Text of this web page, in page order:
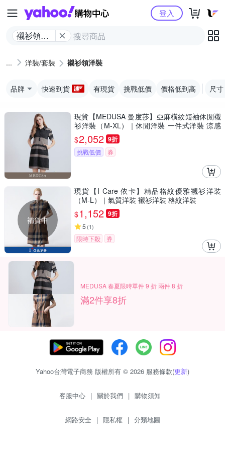
Yahoo購物中心
襯衫領洋
登入
洋裝/套裝 襯衫領洋裝
品牌 快速到貨 有現貨 挑戰低價 價格低到高 尺寸
現貨【MEDUSA 曼度莎】亞麻橫紋短袖休閒襯
衫洋裝（M-XL）｜休閒洋裝 一件式洋裝 涼感
透氣亞麻
$2,052 9折
挑戰低價 券
補貨中
現貨【I Care 依卡】精品格紋優雅襯衫洋裝
（M-L）｜氣質洋裝 襯衫洋裝 格紋洋裝
$1,152 9折
5 (1)
限時下殺 券
MEDUSA 春夏限時單件 9 折 兩件 8 折
滿2件享8折
Yahoo台灣電子商務 版權所有 © 2026 服務條款(更新)
客服中心 | 關於我們 | 購物須知
網路安全 | 隱私權 | 分類地圖